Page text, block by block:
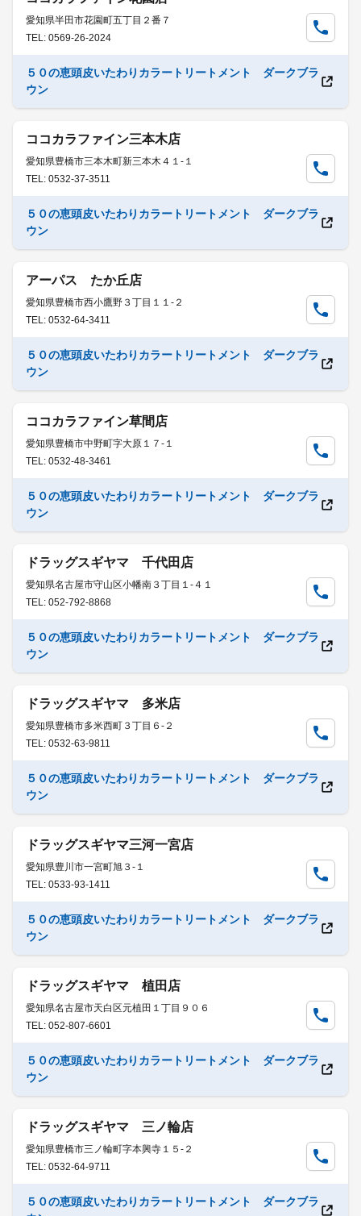
愛知県半田市花園町五丁目２番７
TEL: 0569-26-2024
５０の恵頭皮いたわりカラートリートメント ダークブラ
ウン
ココカラファイン三本木店
愛知県豊橋市三本木町新三本木４１-１
TEL: 0532-37-3511
５０の恵頭皮いたわりカラートリートメント ダークブラ
ウン
アーパス たか丘店
愛知県豊橋市西小鷹野３丁目１１-２
TEL: 0532-64-3411
５０の恵頭皮いたわりカラートリートメント ダークブラ
ウン
ココカラファイン草間店
愛知県豊橋市中野町字大原１７-１
TEL: 0532-48-3461
５０の恵頭皮いたわりカラートリートメント ダークブラ
ウン
ドラッグスギヤマ 千代田店
愛知県名古屋市守山区小幡南３丁目１-４１
TEL: 052-792-8868
５０の恵頭皮いたわりカラートリートメント ダークブラ
ウン
ドラッグスギヤマ 多米店
愛知県豊橋市多米西町３丁目６-２
TEL: 0532-63-9811
５０の恵頭皮いたわりカラートリートメント ダークブラ
ウン
ドラッグスギヤマ三河一宮店
愛知県豊川市一宮町旭３-１
TEL: 0533-93-1411
５０の恵頭皮いたわりカラートリートメント ダークブラ
ウン
ドラッグスギヤマ 植田店
愛知県名古屋市天白区元植田１丁目９０６
TEL: 052-807-6601
５０の恵頭皮いたわりカラートリートメント ダークブラ
ウン
ドラッグスギヤマ 三ノ輪店
愛知県豊橋市三ノ輪町字本興寺１５-２
TEL: 0532-64-9711
５０の恵頭皮いたわりカラートリートメント ダークブラ